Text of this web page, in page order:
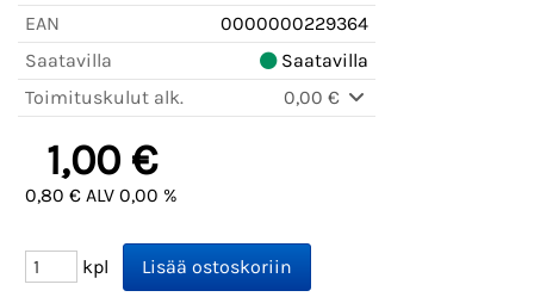
EAN
0000000229364
Saatavilla
Saatavilla
Toimituskulut alk.
0,00 €
1,00 €
0,80 € ALV 0,00 %
kpl